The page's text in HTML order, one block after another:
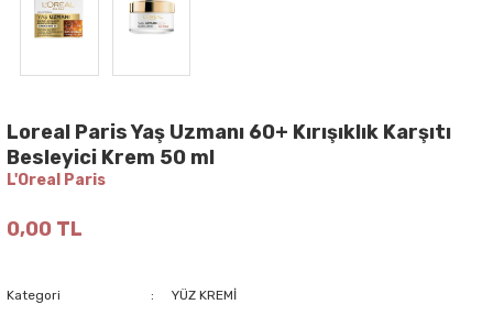
Loreal Paris Yaş Uzmanı 60+ Kırışıklık Karşıtı
Besleyici Krem 50 ml
L'Oreal Paris
0,00 TL
Kategori
YÜZ KREMİ